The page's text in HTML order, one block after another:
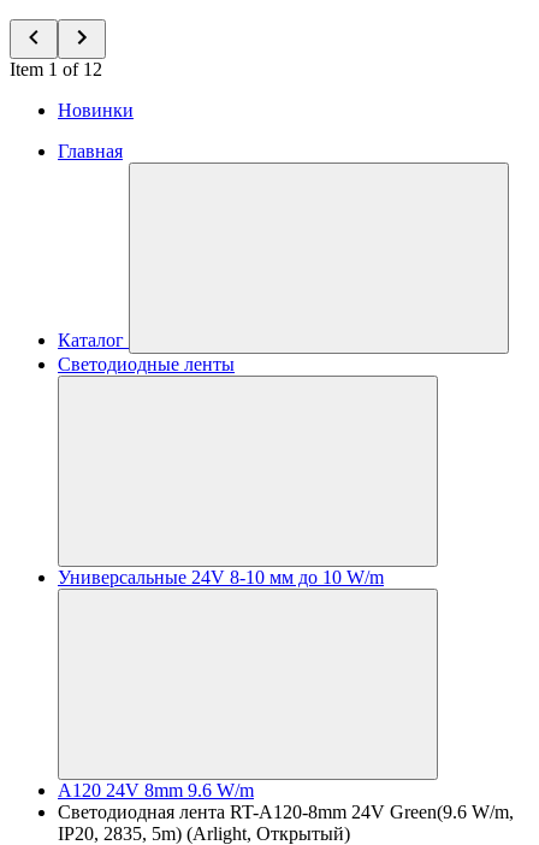
Item 1 of 12
Новинки
Главная
Каталог
Светодиодные ленты
Универсальные 24V 8-10 мм до 10 W/m
A120 24V 8mm 9.6 W/m
Светодиодная лента RT-A120-8mm 24V Green(9.6 W/m,
IP20, 2835, 5m) (Arlight, Открытый)